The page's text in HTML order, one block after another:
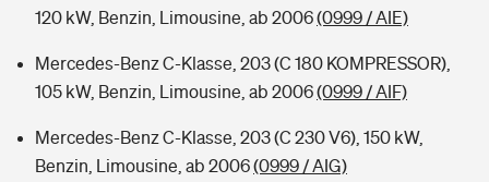
120 kW, Benzin, Limousine, ab 2006(0999 / AIE)
Mercedes-Benz C-Klasse, 203 (C 180 KOMPRESSOR),
105 kW, Benzin, Limousine, ab 2006(0999 / AIF)
Mercedes-Benz C-Klasse, 203 (C 230 V6), 150 kW,
Benzin, Limousine, ab 2006(0999 / AIG)